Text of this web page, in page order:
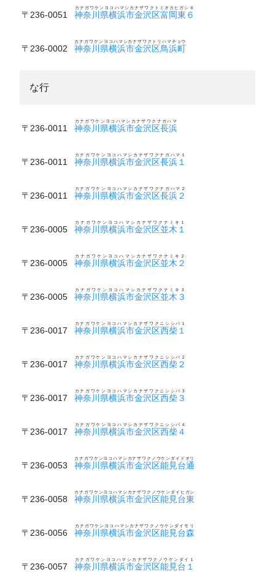
〒236-0051 神奈川県横浜市金沢区富岡東６
カナガワケンヨコハマシカナザワクトミオカヒガシ６
〒236-0002 神奈川県横浜市金沢区鳥浜町
カナガワケンヨコハマシカナザワクトリハマチョウ
な行
〒236-0011 神奈川県横浜市金沢区長浜
カナガワケンヨコハマシカナザワクナガハマ
〒236-0011 神奈川県横浜市金沢区長浜１
カナガワケンヨコハマシカナザワクナガハマ１
〒236-0011 神奈川県横浜市金沢区長浜２
カナガワケンヨコハマシカナザワクナガハマ２
〒236-0005 神奈川県横浜市金沢区並木１
カナガワケンヨコハマシカナザワクナミキ１
〒236-0005 神奈川県横浜市金沢区並木２
カナガワケンヨコハマシカナザワクナミキ２
〒236-0005 神奈川県横浜市金沢区並木３
カナガワケンヨコハマシカナザワクナミキ３
〒236-0017 神奈川県横浜市金沢区西柴１
カナガワケンヨコハマシカナザワクニシシバ１
〒236-0017 神奈川県横浜市金沢区西柴２
カナガワケンヨコハマシカナザワクニシシバ２
〒236-0017 神奈川県横浜市金沢区西柴３
カナガワケンヨコハマシカナザワクニシシバ３
〒236-0017 神奈川県横浜市金沢区西柴４
カナガワケンヨコハマシカナザワクニシシバ４
〒236-0053 神奈川県横浜市金沢区能見台通
カナガワケンヨコハマシカナザワクノウケンダイドオリ
〒236-0058 神奈川県横浜市金沢区能見台東
カナガワケンヨコハマシカナザワクノウケンダイヒガシ
〒236-0056 神奈川県横浜市金沢区能見台森
カナガワケンヨコハマシカナザワクノウケンダイモリ
〒236-0057 神奈川県横浜市金沢区能見台１
カナガワケンヨコハマシカナザワクノウケンダイ１